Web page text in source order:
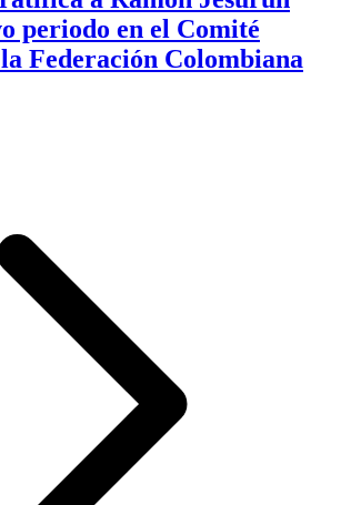
periodo en el Comité
Federación Colombiana